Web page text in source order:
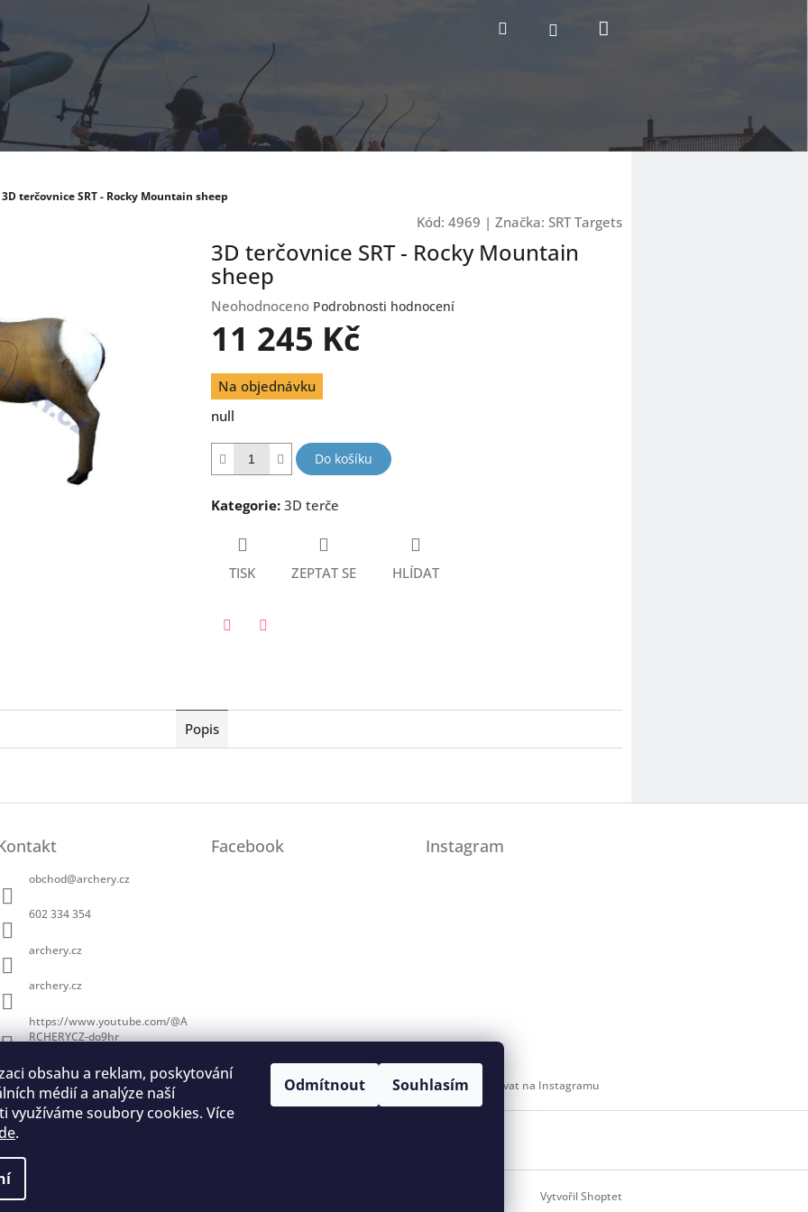
obsahu a reklam, poskytování
médií a analýze naší
využíváme soubory cookies. Více
.
Odmítnout Souhlasím
Hledat Přihlášení
3D terčovnice SRT - Rocky Mountain sheep
Kód: 4969 | Značka: SRT Targets
3D terčovnice SRT - Rocky Mountain
sheep
Průměrné
hodnocení
produktu
0,0
z
5
Neohodnoceno Podrobnosti hodnocení
11 245 Kč
Měrná
cena:
Na objednávku
null
Do košíku
Kategorie: 3D terče
TISK ZEPTAT SE HLÍDAT
Popis
obchod@archery.cz
602 334 354
archery.cz
archery.cz
https://www.youtube.com/@A
RCHERYCZ-do9hr
Facebook Instagram
Sledovat na Instagramu
na lukostřelbu
Vytvořil Shoptet